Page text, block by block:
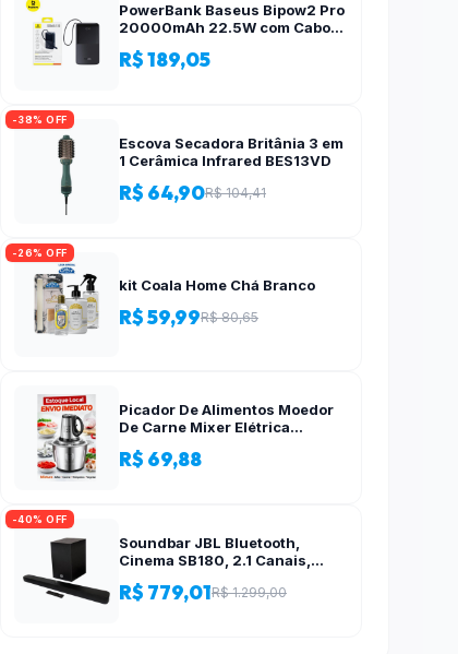
PowerBank Baseus Bipow2 Pro
20000mAh 22.5W com Cabo
EnerFill FC51
R$ 189,05
-38% OFF
Escova Secadora Britânia 3 em
1 Cerâmica Infrared BES13VD
R$ 64,90R$ 104,41
-26% OFF
kit Coala Home Chá Branco
R$ 59,99R$ 80,65
Picador De Alimentos Moedor
De Carne Mixer Elétrica
Alho – 110v-220v
R$ 69,88
-40% OFF
Soundbar JBL Bluetooth,
Cinema SB180, 2.1 Canais,
110W RMS
R$ 779,01R$ 1.299,00